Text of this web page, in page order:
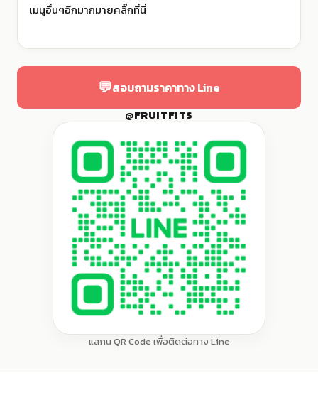
เมนูอื่นๆอีกมากมายคลิ๊กที่นี่
💬สอบถามราคาทาง Line
@FRUITFITS
แสกน QR Code เพื่อติดต่อทาง Line